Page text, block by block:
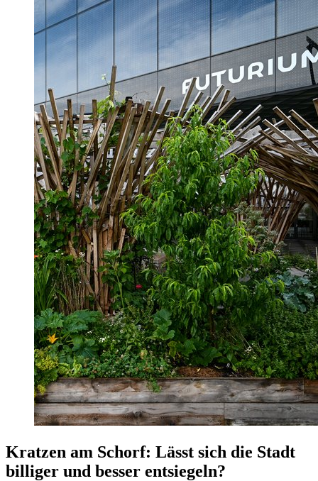
Kratzen am Schorf: Lässt sich die Stadt
billiger und besser entsiegeln?